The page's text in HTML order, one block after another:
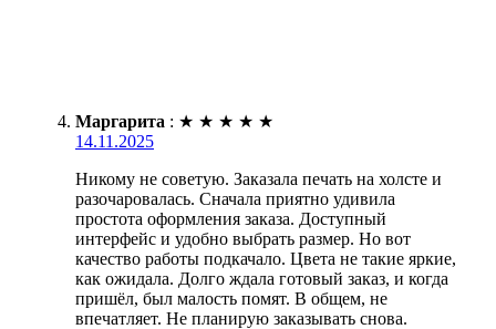
Маргарита : ★ ★ ★ ★ ★
14.11.2025
Никому не советую. Заказала печать на холсте и
разочаровалась. Сначала приятно удивила
простота оформления заказа. Доступный
интерфейс и удобно выбрать размер. Но вот
качество работы подкачало. Цвета не такие яркие,
как ожидала. Долго ждала готовый заказ, и когда
пришёл, был малость помят. В общем, не
впечатляет. Не планирую заказывать снова.